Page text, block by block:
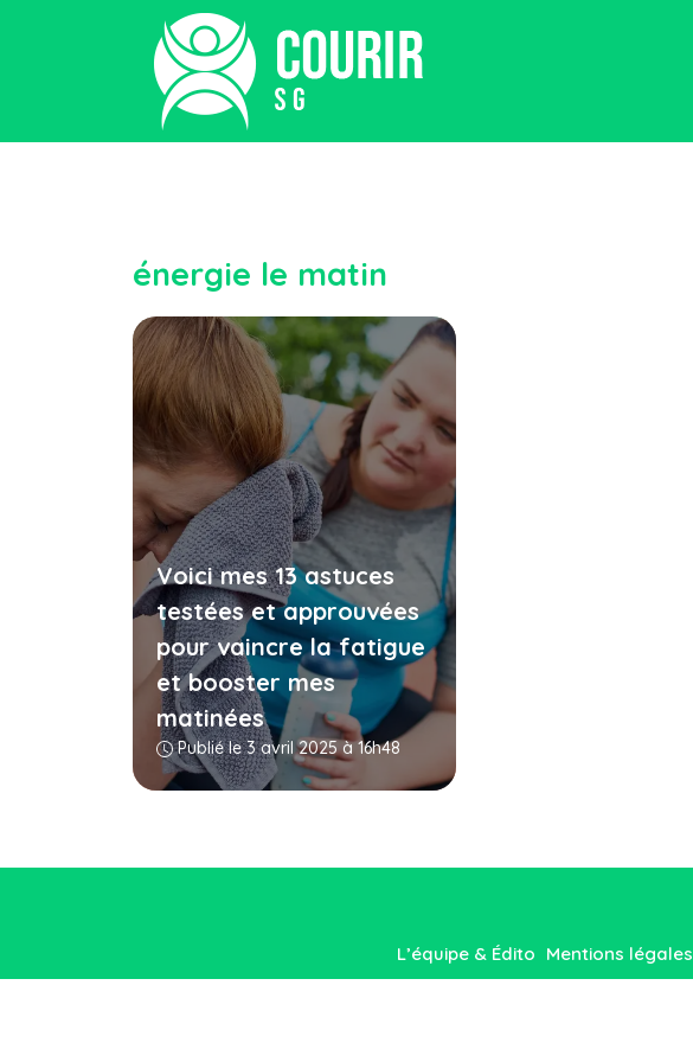
énergie le matin
Voici mes 13 astuces
testées et approuvées
pour vaincre la fatigue
et booster mes
matinées
Publié le 3 avril 2025 à 16h48
L’équipe & Édito Mentions légales